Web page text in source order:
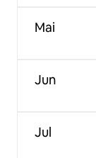
Mai
Jun
Jul